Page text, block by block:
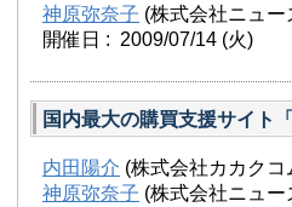
神原弥奈子 (株式会社ニュ
開催日 : 2009/07/14 (火)
国内最大の購買支援サイト
内田陽介 (株式会社カカク
神原弥奈子 (株式会社ニュ